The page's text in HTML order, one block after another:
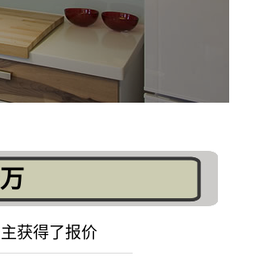
获得了报价
165㎡